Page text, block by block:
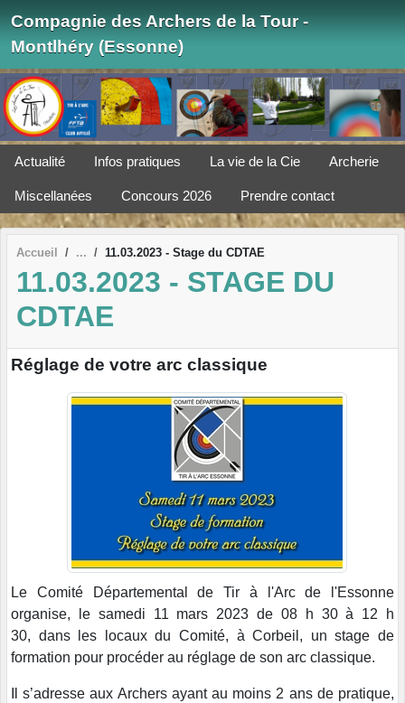
Compagnie des Archers de la Tour -
Montlhéry (Essonne)
Actualité Infos pratiques La vie de la Cie Archerie
Miscellanées Concours 2026 Prendre contact
Accueil 11.03.2023 - Stage du CDTAE
11.03.2023 - STAGE DU
CDTAE
Réglage de votre arc classique
Le Comité Départemental de Tir à l'Arc de l'Essonne
organise, le samedi 11 mars 2023 de 08 h 30 à 12 h
30, dans les locaux du Comité, à Corbeil, un stage de
formation pour procéder au réglage de son arc classique.
Il s’adresse aux Archers ayant au moins 2 ans de pratique,